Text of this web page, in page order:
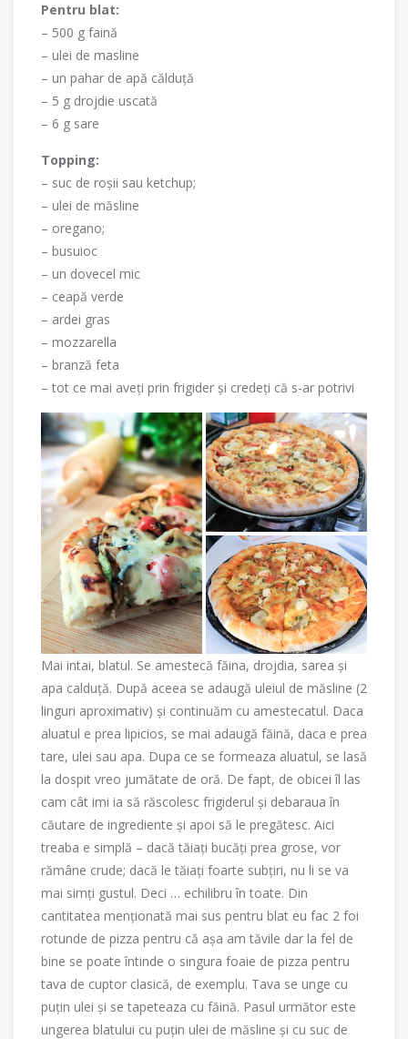
Pentru blat:
– 500 g faină
– ulei de masline
– un pahar de apă călduță
– 5 g drojdie uscată
– 6 g sare
Topping:
– suc de roșii sau ketchup;
– ulei de măsline
– oregano;
– busuioc
– un dovecel mic
– ceapă verde
– ardei gras
– mozzarella
– branză feta
– tot ce mai aveți prin frigider și credeți că s-ar potrivi
Mai intai, blatul. Se amestecă făina, drojdia, sarea și
apa calduță. După aceea se adaugă uleiul de măsline (2
linguri aproximativ) și continuăm cu amestecatul. Daca
aluatul e prea lipicios, se mai adaugă făină, daca e prea
tare, ulei sau apa. Dupa ce se formeaza aluatul, se lasă
la dospit vreo jumătate de oră. De fapt, de obicei îl las
cam cât imi ia să răscolesc frigiderul și debaraua în
căutare de ingrediente și apoi să le pregătesc. Aici
treaba e simplă – dacă tăiați bucăți prea grose, vor
rămâne crude; dacă le tăiați foarte subțiri, nu li se va
mai simți gustul. Deci … echilibru în toate. Din
cantitatea menționată mai sus pentru blat eu fac 2 foi
rotunde de pizza pentru că așa am tăvile dar la fel de
bine se poate întinde o singura foaie de pizza pentru
tava de cuptor clasică, de exemplu. Tava se unge cu
puțin ulei și se tapeteaza cu făină. Pasul următor este
ungerea blatului cu puțin ulei de măsline și cu suc de